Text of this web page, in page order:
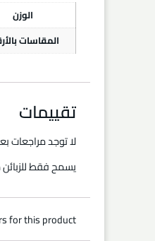
الوزن
المقاسات
تقييمات
لا توجد مراجعات
يسمح فقط
for this product!